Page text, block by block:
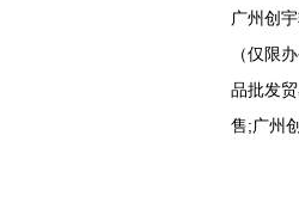
广州创
（仅限
品批发
售;广州